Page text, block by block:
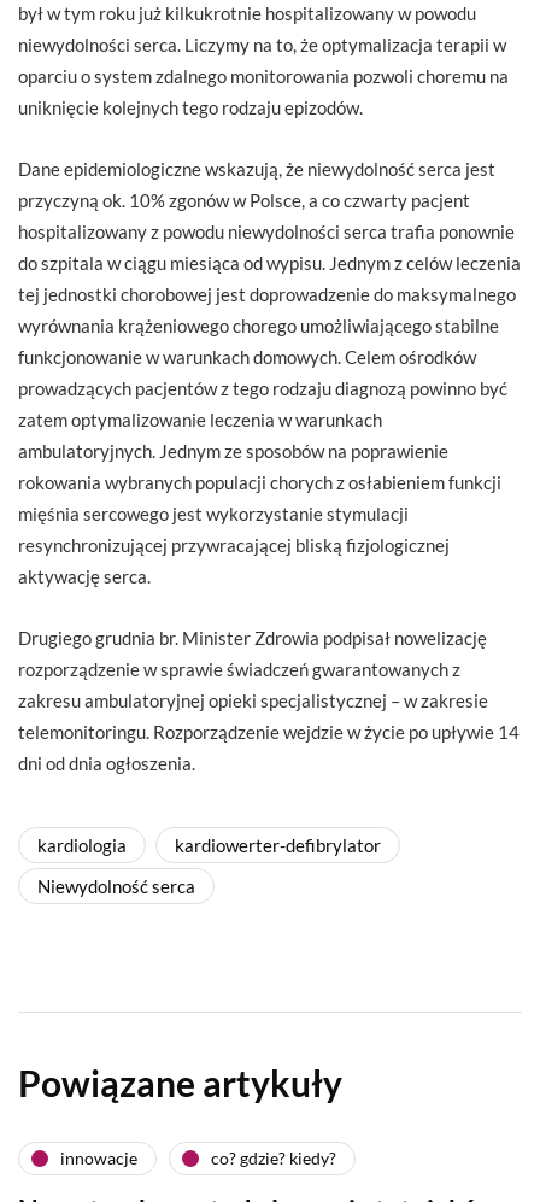
był w tym roku już kilkukrotnie hospitalizowany w powodu
niewydolności serca. Liczymy na to, że optymalizacja terapii w
oparciu o system zdalnego monitorowania pozwoli choremu na
uniknięcie kolejnych tego rodzaju epizodów.
Dane epidemiologiczne wskazują, że niewydolność serca jest
przyczyną ok. 10% zgonów w Polsce, a co czwarty pacjent
hospitalizowany z powodu niewydolności serca trafia ponownie
do szpitala w ciągu miesiąca od wypisu. Jednym z celów leczenia
tej jednostki chorobowej jest doprowadzenie do maksymalnego
wyrównania krążeniowego chorego umożliwiającego stabilne
funkcjonowanie w warunkach domowych. Celem ośrodków
prowadzących pacjentów z tego rodzaju diagnozą powinno być
zatem optymalizowanie leczenia w warunkach
ambulatoryjnych. Jednym ze sposobów na poprawienie
rokowania wybranych populacji chorych z osłabieniem funkcji
mięśnia sercowego jest wykorzystanie stymulacji
resynchronizującej przywracającej bliską fizjologicznej
aktywację serca.
Drugiego grudnia br. Minister Zdrowia podpisał nowelizację
rozporządzenie w sprawie świadczeń gwarantowanych z
zakresu ambulatoryjnej opieki specjalistycznej – w zakresie
telemonitoringu. Rozporządzenie wejdzie w życie po upływie 14
dni od dnia ogłoszenia.
kardiologia
kardiowerter-defibrylator
Niewydolność serca
Powiązane artykuły
innowacje co? gdzie? kiedy?